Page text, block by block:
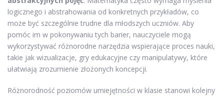
logicznego i abstrahowania od konkretnych przykładów, co
może być szczególnie trudne dla młodszych uczniów. Aby
pomóc im w pokonywaniu tych barier, nauczyciele mogą
wykorzystywać różnorodne narzędzia wspierające proces nauki,
takie jak wizualizacje, gry edukacyjne czy manipulatywy, które
ułatwiają zrozumienie złożonych koncepcji.
Różnorodność poziomów umiejętności w klasie stanowi kolejny